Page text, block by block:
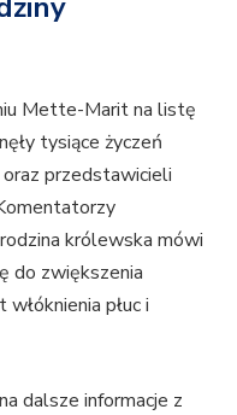
Mette-Marit na listę
tysiące życzeń
przedstawicieli
królewska mówi
do zwiększenia
płuc i
dalsze informacje z